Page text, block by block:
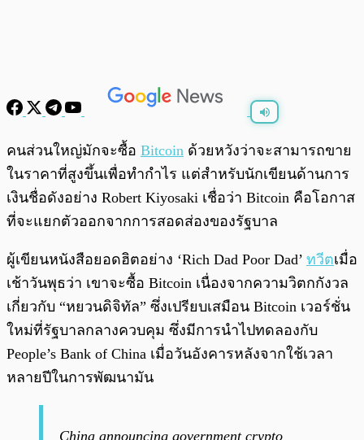
พร้อมเล่น
คนส่วนใหญ่มักจะซื้อ Bitcoin ด้วยหวังว่าจะสามารถขาย
ในราคาที่สูงขึ้นเพื่อทำกำไร แต่สำหรับนักเขียนด้านการ
เงินชื่อดังอย่าง Robert Kiyosaki เชื่อว่า Bitcoin คือโอกาส
ที่จะแยกตัวออกจากการสอดส่องของรัฐบาล
ผู้เขียนหนังสือยอดฮิตอย่าง ‘Rich Dad Poor Dad’ ทวีตเมื่อ
เช้าวันพุธว่า เขาจะซื้อ Bitcoin เนื่องจากความวิตกกังวล
เกี่ยวกับ “หยวนดิจิทัล” ซึ่งเปรียบเสมือน Bitcoin เวอร์ชั่น
ใหม่ที่รัฐบาลกลางควบคุม ซึ่งมีการนำไปทดลองกับ
People’s Bank of China เมื่อวันอังคารหลังจากใช้เวลา
หลายปีในการพัฒนามัน
China announcing government crypto